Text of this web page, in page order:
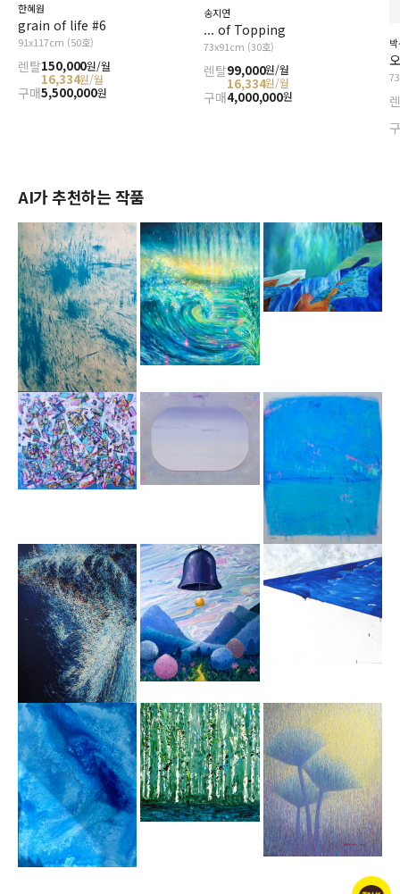
한혜원
grain of life #6
91x117cm (50호)
렌탈150,000원/월
16,334원/월
구매5,500,000원
송지연
... of Topping
73x91cm (30호)
렌탈99,000원/월
16,334원/월
구매4,000,000원
AI가 추천하는 작품